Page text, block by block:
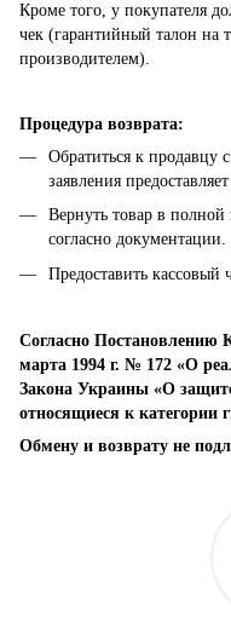
Кроме того, у покупателя
чек (гарантийный талон на
производителем).
Процедура возврата:
Обратиться к продавцу
заявления
Вернуть товар в
согласно документации.
Предоставить кассовый
Согласно Постановлению
марта 1994 г. № 172 «О
Закона Украины «О
относящиеся к категории
Обмену и возврату не